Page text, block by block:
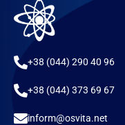
+38 (044) 290 40 96
+38 (044) 373 69 67
inform@osvita.net